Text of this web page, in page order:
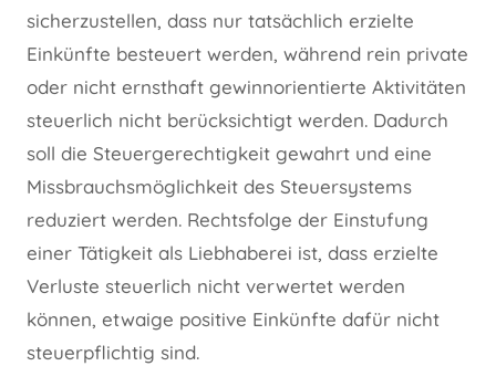
sicherzustellen, dass nur tatsächlich erzielte
Einkünfte besteuert werden, während rein private
oder nicht ernsthaft gewinnorientierte Aktivitäten
steuerlich nicht berücksichtigt werden. Dadurch
soll die Steuergerechtigkeit gewahrt und eine
Missbrauchsmöglichkeit des Steuersystems
reduziert werden. Rechtsfolge der Einstufung
einer Tätigkeit als Liebhaberei ist, dass erzielte
Verluste steuerlich nicht verwertet werden
können, etwaige positive Einkünfte dafür nicht
steuerpflichtig sind.